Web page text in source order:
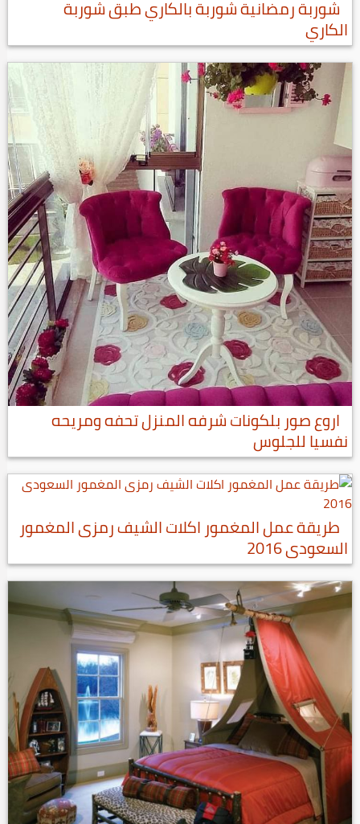
شوربة رمضانية شوربة بالكاري طبق شوربة
الكاري
اروع صور بلكونات شرفه المنزل تحفه ومريحه
نفسيا للجلوس
طريقة عمل المغمور اكلات الشيف رمزى المغمور
السعودى 2016